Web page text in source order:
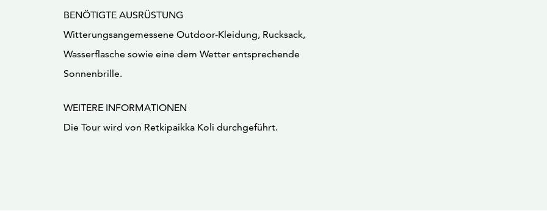
BENÖTIGTE AUSRÜSTUNG
Witterungsangemessene Outdoor-Kleidung, Rucksack,
Wasserflasche sowie eine dem Wetter entsprechende
Sonnenbrille.
WEITERE INFORMATIONEN
Die Tour wird von Retkipaikka Koli durchgeführt.